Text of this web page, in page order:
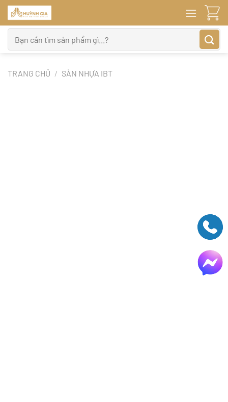
Bỏ
qua
nội
dung
kiếm:
TRANG CHỦ / SÀN NHỰA IBT